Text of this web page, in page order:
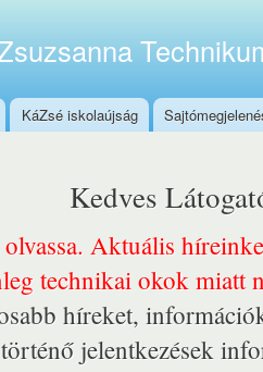
tartalomra
KáZsé iskolaújság
Kedves
Aktuális
technikai okok miatt
híreket,
történő jelentkezések